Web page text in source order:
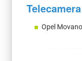
Opel